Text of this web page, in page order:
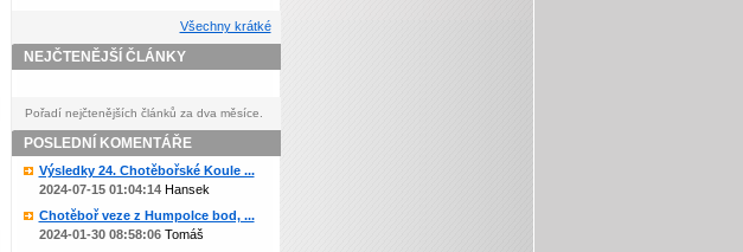
Všechny krátké
NEJČTENĚJŠÍ ČLÁNKY
Pořadí nejčtenějších článků za dva měsíce.
POSLEDNÍ KOMENTÁŘE
Výsledky 24. Chotěbořské Koule ...
2024-07-15 01:04:14Hansek
Chotěboř veze z Humpolce bod, ...
2024-01-30 08:58:06Tomáš